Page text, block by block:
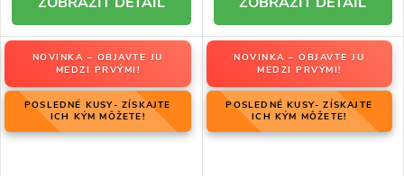
NOVINKA – OBJAVTE JU
MEDZI PRVÝMI!
POSLEDNÉ KUSY- ZÍSKAJTE
ICH KÝM MÔŽETE!
NOVINKA – OBJAVTE JU
MEDZI PRVÝMI!
POSLEDNÉ KUSY- ZÍSKAJTE
ICH KÝM MÔŽETE!